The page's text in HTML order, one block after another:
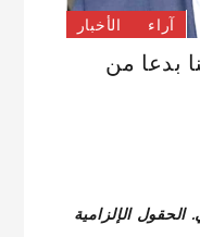
آراء الأخبار
بدعا من
الحقول الإلزامية